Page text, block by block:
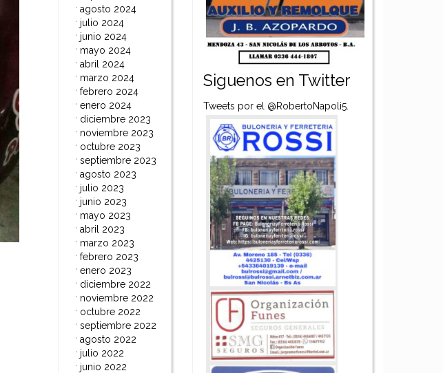
agosto 2024
julio 2024
junio 2024
mayo 2024
abril 2024
marzo 2024
febrero 2024
enero 2024
diciembre 2023
noviembre 2023
octubre 2023
septiembre 2023
agosto 2023
julio 2023
junio 2023
mayo 2023
abril 2023
marzo 2023
febrero 2023
enero 2023
diciembre 2022
noviembre 2022
octubre 2022
septiembre 2022
agosto 2022
julio 2022
junio 2022
Siguenos en Twitter
Tweets por el @RobertoNapoli5.